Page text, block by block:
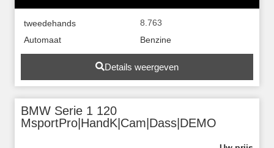
tweedehands
8.763
Automaat
Benzine
Details weergeven
BMW Serie 1 120
MsportPro|HandK|Cam|Dass|DEMO